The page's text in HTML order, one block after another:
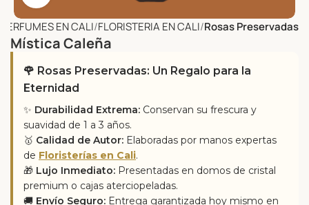
EN CALI FLORISTERIA EN CALI Rosas Preservadas
Mística Caleña
🌹 Rosas Preservadas: Un Regalo para la
Eternidad
✨ Durabilidad Extrema: Conservan su frescura y
suavidad de 1 a 3 años.
🥇 Calidad de Autor: Elaboradas por manos expertas
de Floristerías en Cali.
🎁 Lujo Inmediato: Presentadas en domos de cristal
premium o cajas aterciopeladas.
🚚 Envío Seguro: Entrega garantizada hoy mismo en